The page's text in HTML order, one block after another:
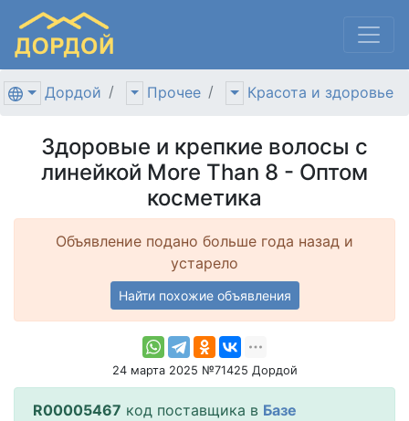
Дордой Прочее Красота и здоровье
Здоровые и крепкие волосы с
линейкой More Than 8 - Оптом
косметика
Объявление подано больше года назад и
устарело
Найти похожие объявления
24 марта 2025 №71425 Дордой
R00005467 код поставщика в Базе